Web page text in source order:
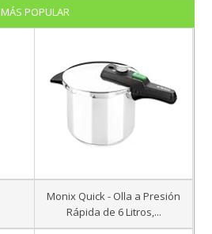
MÁS POPULAR
Monix Quick - Olla a Presión
Rápida de 6 Litros,...